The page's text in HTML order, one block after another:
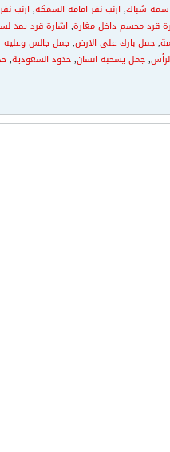
رسمة شباك, ارنب نفر امامه السمكه, ارنب
قرد مجسم داخل مغارة, اشارة قرد يمد
,جمل بارك على الارض,جمل جالس وعليه
,جمل يسحبه انسان,حدود السعودية,